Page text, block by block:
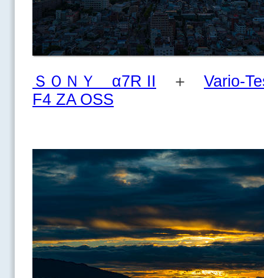
ＳＯＮＹ α7R II ＋
Vario-
F4 ZA OSS